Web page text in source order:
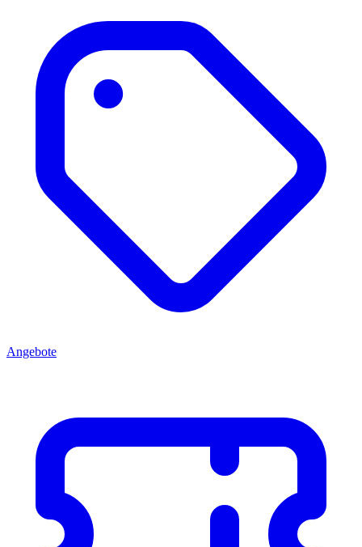
Angebote